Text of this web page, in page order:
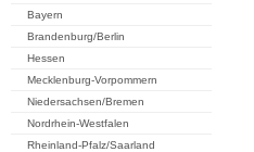
Bayern
Brandenburg/Berlin
Hessen
Mecklenburg-Vorpommern
Niedersachsen/Bremen
Nordrhein-Westfalen
Rheinland-Pfalz/Saarland